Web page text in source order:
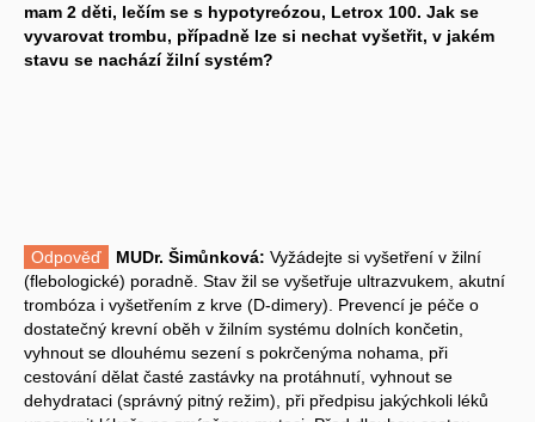
mam 2 děti, lečím se s hypotyreózou, Letrox 100. Jak se
vyvarovat trombu, případně lze si nechat vyšetřit, v jakém
stavu se nachází žilní systém?
Odpověď MUDr. Šimůnková: Vyžádejte si vyšetření v žilní
(flebologické) poradně. Stav žil se vyšetřuje ultrazvukem, akutní
trombóza i vyšetřením z krve (D-dimery). Prevencí je péče o
dostatečný krevní oběh v žilním systému dolních končetin,
vyhnout se dlouhému sezení s pokrčenýma nohama, při
cestování dělat časté zastávky na protáhnutí, vyhnout se
dehydrataci (správný pitný režim), při předpisu jakýchkoli léků